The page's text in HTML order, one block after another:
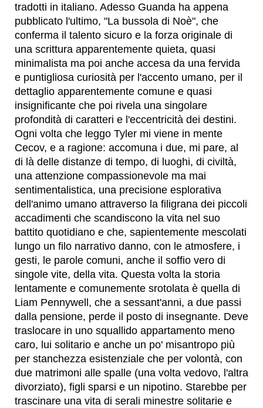
tradotti in italiano. Adesso Guanda ha appena
pubblicato l'ultimo, "La bussola di Noè", che
conferma il talento sicuro e la forza originale di
una scrittura apparentemente quieta, quasi
minimalista ma poi anche accesa da una fervida
e puntigliosa curiosità per l'accento umano, per il
dettaglio apparentemente comune e quasi
insignificante che poi rivela una singolare
profondità di caratteri e l'eccentricità dei destini.
Ogni volta che leggo Tyler mi viene in mente
Cecov, e a ragione: accomuna i due, mi pare, al
di là delle distanze di tempo, di luoghi, di civiltà,
una attenzione compassionevole ma mai
sentimentalistica, una precisione esplorativa
dell'animo umano attraverso la filigrana dei piccoli
accadimenti che scandiscono la vita nel suo
battito quotidiano e che, sapientemente mescolati
lungo un filo narrativo danno, con le atmosfere, i
gesti, le parole comuni, anche il soffio vero di
singole vite, della vita. Questa volta la storia
lentamente e comunemente srotolata è quella di
Liam Pennywell, che a sessant'anni, a due passi
dalla pensione, perde il posto di insegnante. Deve
traslocare in uno squallido appartamento meno
caro, lui solitario e anche un po' misantropo più
per stanchezza esistenziale che per volontà, con
due matrimoni alle spalle (una volta vedovo, l'altra
divorziato), figli sparsi e un nipotino. Starebbe per
trascinare una vita di serali minestre solitarie e